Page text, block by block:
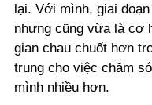
lại. Với mình, giai
nhưng cũng vừa là cơ
gian chau chuốt hơn
trung cho việc chăm
mình nhiều hơn.